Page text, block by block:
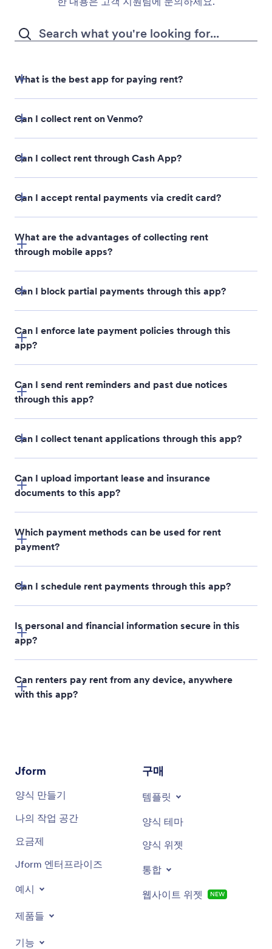
What is the best app for paying rent?
Can I collect rent on Venmo?
Venmo integration
Can I collect rent through Cash App?
Can I accept rental payments via credit card?
What are the advantages of collecting rent
through mobile apps?
Can I block partial payments through this app?
Can I enforce late payment policies through this
app?
Can I send rent reminders and past due notices
through this app?
Can I collect tenant applications through this app?
Tenant Rental Application
Can I upload important lease and insurance
documents to this app?
PDF Embedder
Which payment methods can be used for rent
payment?
Can I schedule rent payments through this app?
Is personal and financial information secure in this
app?
Can renters pay rent from any device, anywhere
with this app?
Jform
양식 만들기
나의 작업 공간
요금제
Jform 엔터프라이즈
예시
제품들
기능
구매
템플릿
양식 테마
양식 위젯
통합
웹사이트 위젯 NEW